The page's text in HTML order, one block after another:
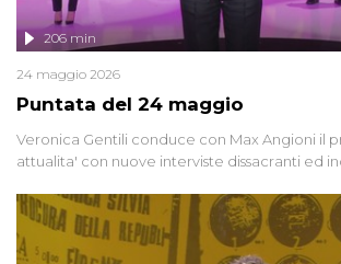
Puntata del 24 maggio
206 min
24 maggio 2026
Veronica Gentili conduce con Max Angioni il
attualita' con nuove interviste dissacranti ed